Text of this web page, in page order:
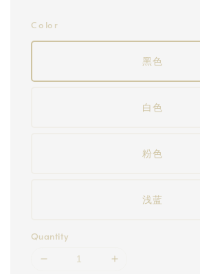
C o lo r
黑色
白色
粉色
浅蓝
Quantity